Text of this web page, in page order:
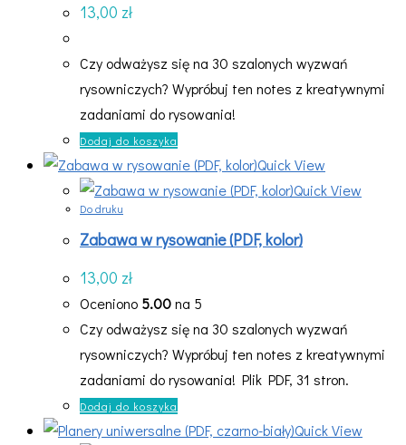
13,00 zł
Czy odważysz się na 30 szalonych wyzwań
rysowniczych? Wypróbuj ten notes z kreatywnymi
zadaniami do rysowania!
Dodaj do koszyka
Quick View
Quick View
Do druku
Zabawa w rysowanie (PDF, kolor)
13,00 zł
Oceniono 5.00na 5
Czy odważysz się na 30 szalonych wyzwań
rysowniczych? Wypróbuj ten notes z kreatywnymi
zadaniami do rysowania! Plik PDF, 31 stron.
Dodaj do koszyka
Quick View